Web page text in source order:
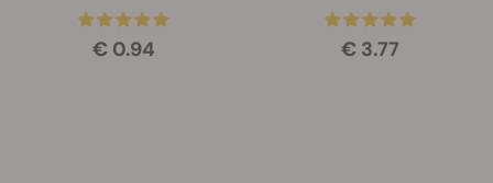
€ 0.94 € 3.77